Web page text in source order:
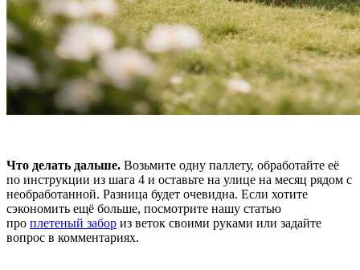
Что делать дальше. Возьмите одну паллету, обработайте её
по инструкции из шага 4 и оставьте на улице на месяц рядом с
необработанной. Разница будет очевидна. Если хотите
сэкономить ещё больше, посмотрите нашу статью
про плетеный забор из веток своими руками или задайте
вопрос в комментариях.